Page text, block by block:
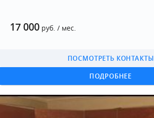
17 000 руб. / мес.
ПОДРОБНЕЕ
ПОСМОТРЕТЬ КОНТАКТЫ